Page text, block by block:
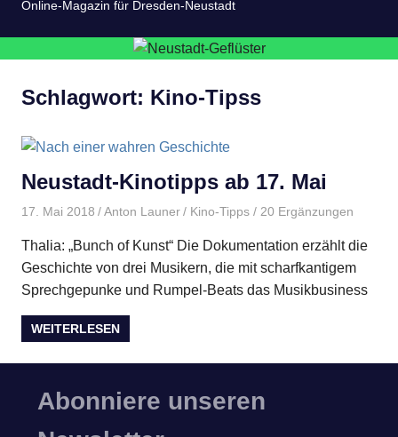
Online-Magazin für Dresden-Neustadt
Schlagwort: Kino-Tipss
Neustadt-Kinotipps ab 17. Mai
17. Mai 2018 Anton Launer Kino-Tipps/ 20 Ergänzungen
Thalia: „Bunch of Kunst“ Die Dokumentation erzählt die
Geschichte von drei Musikern, die mit scharfkantigem
Sprechgepunke und Rumpel-Beats das Musikbusiness
WEITERLESEN
Abonniere unseren